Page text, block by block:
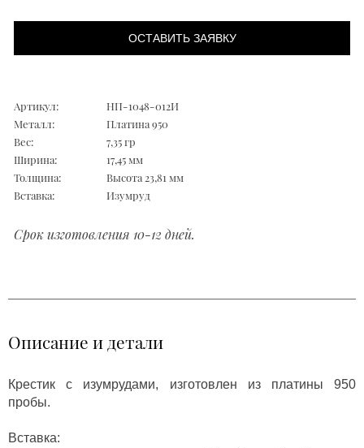
ОСТАВИТЬ ЗАЯВКУ
Артикул:
НП-1048-012И
Металл:
Платина 950
Вес:
7,35 гр
Ширина:
17,45 мм
Толщина:
Высота 23,81 мм
Вставка:
Изумруд
Срок изготовления 10-12 дней.
Описание и детали
Крестик с изумрудами, изготовлен из платины 950
пробы.
Вставка: